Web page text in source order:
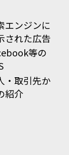
エンジンに
された広告
等の
・取引先か
紹介